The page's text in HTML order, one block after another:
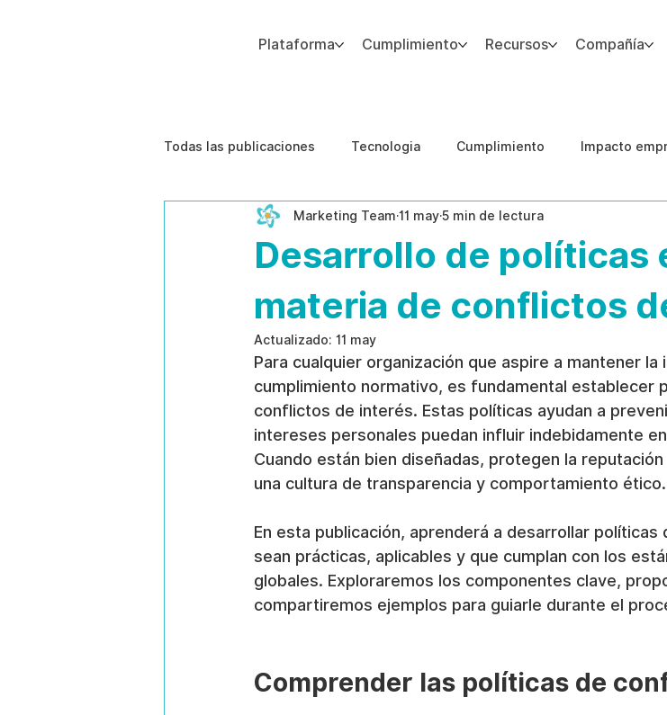
Plataforma Cumplimiento Recursos Compañía
Todas las publicaciones Tecnologia Cumplimiento Impacto
Estudios de caso Etica de IA Integridad del Capital Humano
Desarrollo de políticas
materia de conflictos
Marketing Team 11 may5 min de lectura
Actualizado: 11 may
Para cualquier organización que aspire a mantener
cumplimiento normativo, es fundamental establecer
conflictos de interés. Estas políticas ayudan a
intereses personales puedan influir indebidamente
Cuando están bien diseñadas, protegen la
una cultura de transparencia y comportamiento ético.
En esta publicación, aprenderá a desarrollar
sean prácticas, aplicables y que cumplan con los
globales. Exploraremos los componentes clave,
compartiremos ejemplos para guiarle durante el
Comprender las políticas de